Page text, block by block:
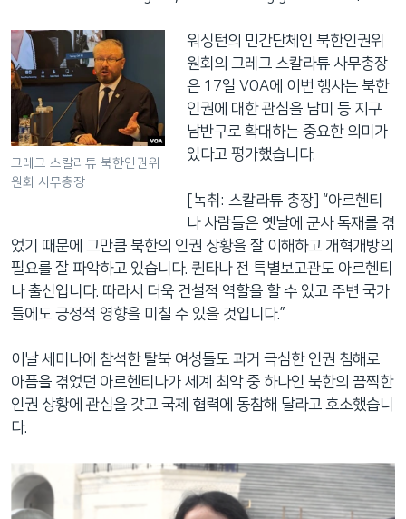
그레그 스칼라튜 북한인권위
원회 사무총장
워싱턴의 민간단체인 북한인권위
원회의 그레그 스칼라튜 사무총장
은 17일 VOA에 이번 행사는 북한
인권에 대한 관심을 남미 등 지구
남반구로 확대하는 중요한 의미가
있다고 평가했습니다.
[녹취: 스칼라튜 총장] “아르헨티
나 사람들은 옛날에 군사 독재를 겪
었기 때문에 그만큼 북한의 인권 상황을 잘 이해하고 개혁개방의
필요를 잘 파악하고 있습니다. 퀸타나 전 특별보고관도 아르헨티
나 출신입니다. 따라서 더욱 건설적 역할을 할 수 있고 주변 국가
들에도 긍정적 영향을 미칠 수 있을 것입니다.”
이날 세미나에 참석한 탈북 여성들도 과거 극심한 인권 침해로
아픔을 겪었던 아르헨티나가 세계 최악 중 하나인 북한의 끔찍한
인권 상황에 관심을 갖고 국제 협력에 동참해 달라고 호소했습니
다.